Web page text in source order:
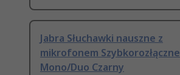
Jabra Słuchawki nauszne z
mikrofonem Szybkorozłączne
Mono/Duo Czarny